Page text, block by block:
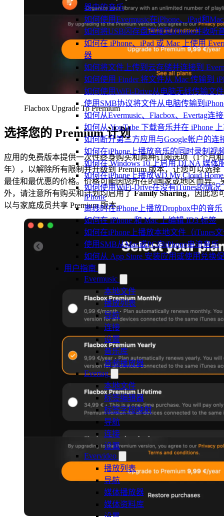
器中的音乐
如何使用Evermusic在iPhone、iPad和
如何将USB闪存盘连接到iPhone并收听
如何在 iPhone、iPad 或 Mac 上使用
器
如何将文件上传到云存储并连接到
如何使用 Finder 将文件从 Mac 传输到
如何使用WiFi-Drive从电脑无线传输文件
使用SMB协议将文件从电脑传输到
如何从Evermusic、Flacbox、Evertag连
如何从 YouTube 下载音乐并在 iPhone
如何断开第三方应用与Google帐户的连
如何在iPhone上播放音乐的同时录制视
如何在 Windows 10 上启用 DLNA 媒体
如何在iPhone上播放WD My Cloud
如何使用WiFi-Drive在没有iTunes的情
iPhone
离线时在iPhone上播放Dropbox中的音乐
如何在 iPhone 和 Mac 上编辑 ID3 标签
如何在iPhone上播放本地文件（iTunes
使用SMB从Mac或PC向iPhone串流音乐
如何从 App Store 安装应用或使用兑换
用户指南
Evermusic
本地文件
播放列表
导航
连接
设置
音乐库
音频播放器
Evertag
本地文件
标签编辑器
标签字段映射
导航
连接
设置
Evervideo
播放列表
导航
媒体播放器
媒体资料库
Flacbox Upgrade To Premium
选择您的 Premium 计划
应用的免费版本提供一次性终身购买和两种订阅选项（1个月
年），以解除所有限制并升级到 Premium 版本，让您可以选择
最佳和最优惠的价格。价格可能因您所在的国家或地区而异。
外，请注意所有购买和计划均启用了Family Sharing，因此您
以与家庭成员共享 Premium 版本。